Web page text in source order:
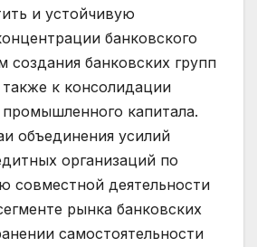
и устойчивую
банковского
создания банковских групп
к консолидации
промышленного капитала.
объединения усилий
организаций по
совместной деятельности
рынка банковских
самостоятельности